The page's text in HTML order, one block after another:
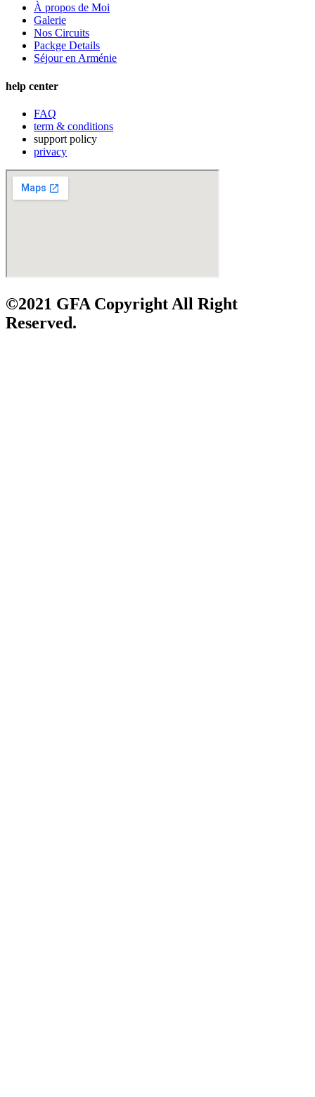
À propos de Moi
Galerie
Nos Circuits
Packge Details
Séjour en Arménie
help center
FAQ
term & conditions
support policy
privacy
©2021 GFA Copyright All Right
Reserved.